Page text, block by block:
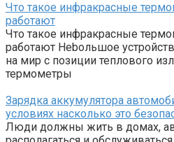
Что такое инфракрасные
работают
Что такое инфракрасные
работают Нebольшое
на мир с позиции теплового
термометры
Зарядка аккумулятора
условиях насколько это
Люди должны жить в домах,